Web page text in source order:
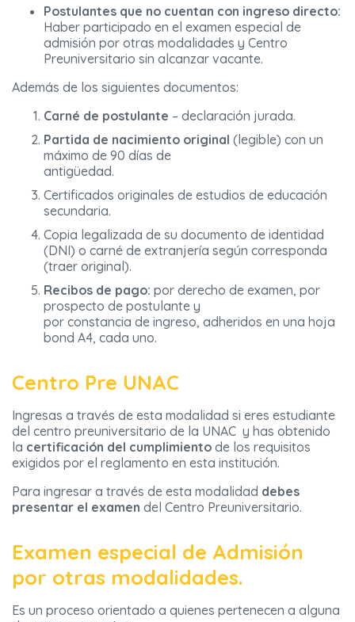
Postulantes que no cuentan con ingreso directo:
Haber participado en el examen especial de
admisión por otras modalidades y Centro
Preuniversitario sin alcanzar vacante.
Además de los siguientes documentos:
Carné de postulante – declaración jurada.
Partida de nacimiento original (legible) con un
máximo de 90 días de
antigüedad.
Certificados originales de estudios de educación
secundaria.
Copia legalizada de su documento de identidad
(DNI) o carné de extranjería según corresponda
(traer original).
Recibos de pago: por derecho de examen, por
prospecto de postulante y
por constancia de ingreso, adheridos en una hoja
bond A4, cada uno.
Centro Pre UNAC
Ingresas a través de esta modalidad si eres estudiante
del centro preuniversitario de la UNAC y has obtenido
la certificación del cumplimiento de los requisitos
exigidos por el reglamento en esta institución.
Para ingresar a través de esta modalidad debes
presentar el examen del Centro Preuniversitario.
Examen especial de Admisión
por otras modalidades.
Es un proceso orientado a quienes pertenecen a alguna